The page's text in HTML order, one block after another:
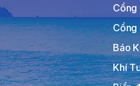
Cổng
Cổng
Báo
Khí